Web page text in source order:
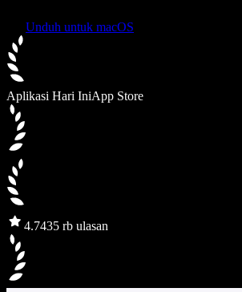
Unduh untuk macOS
Aplikasi Hari IniApp Store
4.7435 rb ulasan